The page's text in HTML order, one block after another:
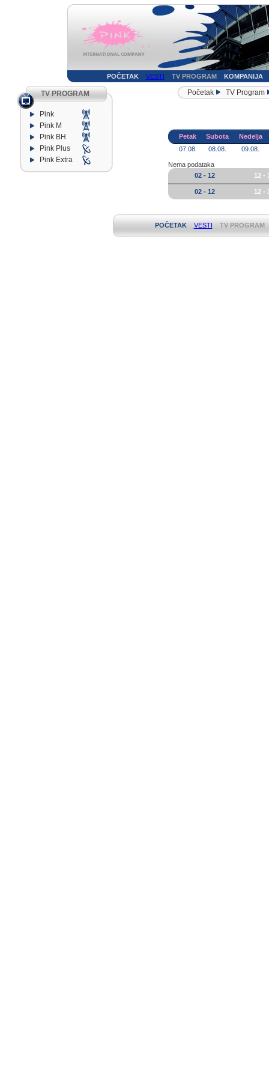
POČETAK VESTI TV PROGRAM KOMPANIJA
TV PROGRAM
Pink
Pink M
Pink BH
Pink Plus
Pink Extra
Početak TV Program
Petak Subota
Nedelja
07.08.
08.08. 09.08.
Nema podataka
02 - 12
12 -
02 - 12 12 -
POČETAK VESTI TV PROGRAM